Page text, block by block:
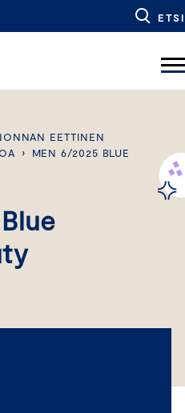
ETSI
EETTINEN
›
MEN 6/2025 BLUE